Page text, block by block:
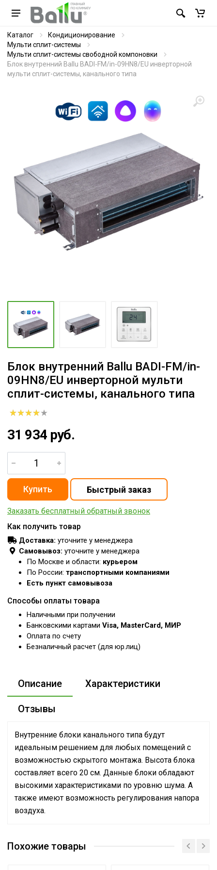
Каталог
Кондиционирование
Мульти сплит-системы
Мульти сплит-системы свободной компоновки
Блок внутренний Ballu BADI-FM/in-09HN8/EU инверторной
мульти сплит-системы, канального типа
Блок внутренний Ballu BADI-FM/in-
09HN8/EU инверторной мульти
сплит-системы, канального типа
31 934 руб.
Заказать бесплатный обратный звонок
Как получить товар
Доставка: уточните у менеджера
Самовывоз: уточните у менеджера
По Москве и области: курьером
По России: транспортными компаниями
Есть пункт самовывоза
Способы оплаты товара
Наличными при получении
Банковскими картами Visa, MasterCard, МИР
Оплата по счету
Безналичный расчет (для юр.лиц)
Описание Характеристики
Отзывы
Внутренние блоки канального типа будут
идеальным решением для любых помещений с
возможностью скрытого монтажа. Высота блока
составляет всего 20 см. Данные блоки обладают
высокими характеристиками по уровню шума. А
также имеют возможность регулирования напора
воздуха.
производительность
Похожие товары